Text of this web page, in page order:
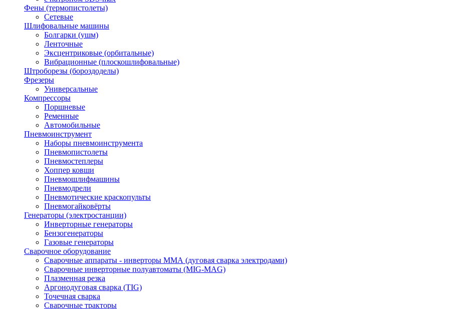
Фены (термопистолеты)
Сетевые
Шлифовальные машины
Болгарки (ушм)
Ленточные
Эксцентриковые (орбитальные)
Вибрационные (плоскошлифовальные)
Штроборезы (бороздоделы)
Фрезеры
Универсальные
Компрессоры
Поршневые
Ременные
Автомобильные
Пневмоинструмент
Наборы пневмоинструмента
Пневмопистолеты
Пневмостеплеры
Хоппер ковши
Пневмошлифмашины
Пневмодрели
Пневмотические краскопульты
Пневмогайковёрты
Генераторы (электростанции)
Инверторные генераторы
Бензогенераторы
Газовые генераторы
Сварочное оборудование
Сварочные аппараты - инверторы ММА (дуговая сварка электродами)
Сварочные инверторные полуавтоматы (MIG-MAG)
Плазменная резка
Аргонодуговая сварка (TIG)
Точечная сварка
Сварочные тракторы